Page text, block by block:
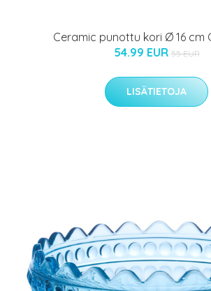
Ceramic punottu kori Ø 16 cm
54.99 EUR 55 EUR
LISÄTIETOJA